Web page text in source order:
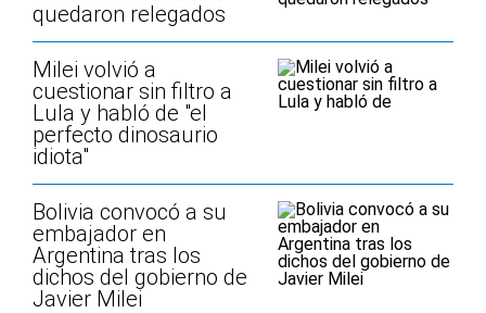
quedaron relegados
Milei volvió a
cuestionar sin filtro a
Lula y habló de "el
perfecto dinosaurio
idiota"
Bolivia convocó a su
embajador en
Argentina tras los
dichos del gobierno de
Javier Milei